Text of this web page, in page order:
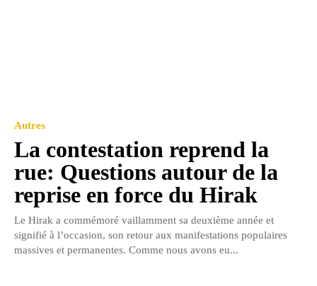
Autres
La contestation reprend la
rue: Questions autour de la
reprise en force du Hirak
Le Hirak a commémoré vaillamment sa deuxième année et
signifié à l’occasion, son retour aux manifestations populaires
massives et permanentes. Comme nous avons eu...